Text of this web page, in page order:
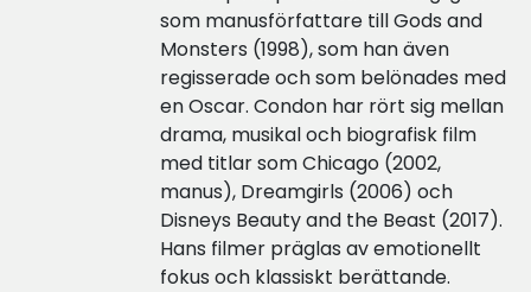
som manusförfattare till Gods and
Monsters (1998), som han även
regisserade och som belönades med
en Oscar. Condon har rört sig mellan
drama, musikal och biografisk film
med titlar som Chicago (2002,
manus), Dreamgirls (2006) och
Disneys Beauty and the Beast (2017).
Hans filmer präglas av emotionellt
fokus och klassiskt berättande.